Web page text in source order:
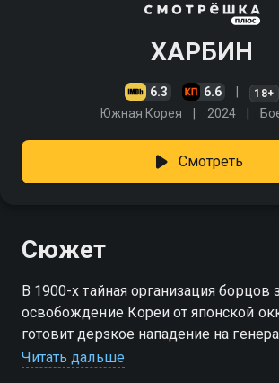
ХАРБИН
6.3 6.6 18+
Южная Корея 2024
Смотреть
Сюжет
В 1900-х тайная организация борцов
освобождение Кореи от японской
готовит дерзкое нападение на
Харбин. В их рядах оказывается
Читать дальше